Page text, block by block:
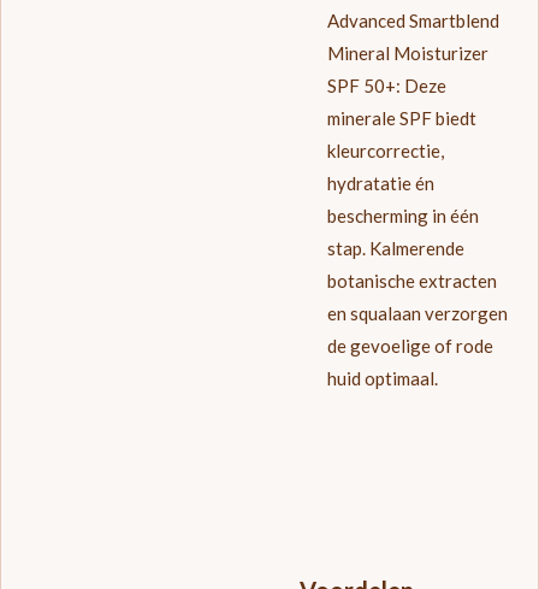
Advanced Smartblend
Mineral Moisturizer
SPF 50+: Deze
minerale SPF biedt
kleurcorrectie,
hydratatie én
bescherming in één
stap. Kalmerende
botanische extracten
en squalaan verzorgen
de gevoelige of rode
huid optimaal.